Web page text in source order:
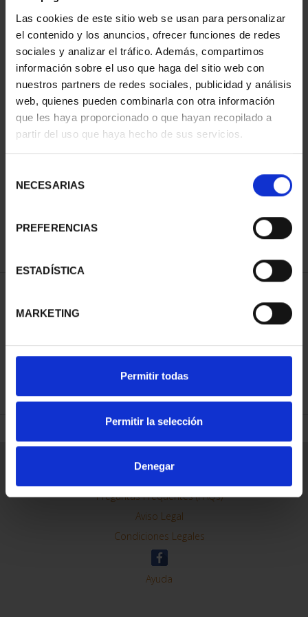
Las cookies de este sitio web se usan para personalizar
el contenido y los anuncios, ofrecer funciones de redes
sociales y analizar el tráfico. Además, compartimos
información sobre el uso que haga del sitio web con
nuestros partners de redes sociales, publicidad y análisis
web, quienes pueden combinarla con otra información
que les haya proporcionado o que hayan recopilado a
partir del uso que haya hecho de sus servicios.
NECESARIAS
PREFERENCIAS
ESTADÍSTICA
MARKETING
Permitir todas
Permitir la selección
Denegar
EQUIPO OLIMPICO
ESPAÑOL 2024 - 8
140,00 €
REFINAR
Información General
Contacto
Preguntas Frequentes (FAQs)
Aviso Legal
Condiciones Legales
Ayuda